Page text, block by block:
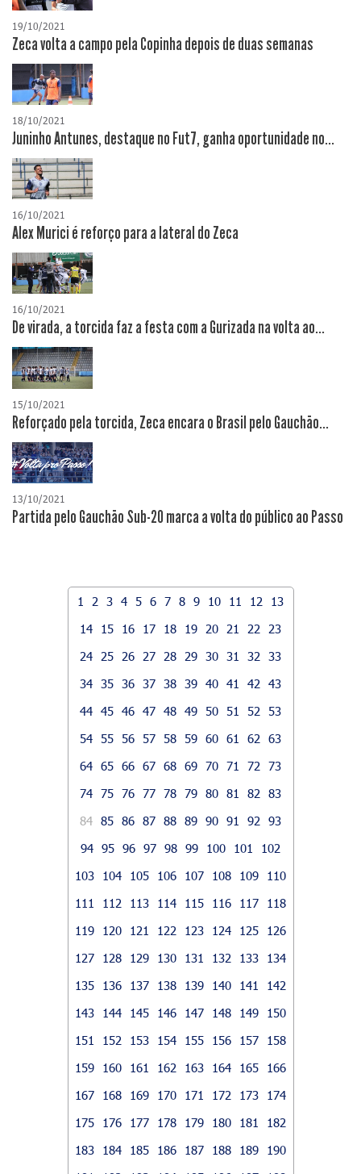
19/10/2021
Zeca volta a campo pela Copinha depois de duas semanas
18/10/2021
Juninho Antunes, destaque no Fut7, ganha oportunidade no...
16/10/2021
Alex Murici é reforço para a lateral do Zeca
16/10/2021
De virada, a torcida faz a festa com a Gurizada na volta ao...
15/10/2021
Reforçado pela torcida, Zeca encara o Brasil pelo Gauchão...
13/10/2021
Partida pelo Gauchão Sub-20 marca a volta do público ao Passo
1 2 3 4 5 6 7 8 9 10 11 12
13
14
15 16 17 18 19 20 21 22
23
24
25 26 27 28 29 30 31 32
33
34 35 36 37 38 39 40 41 42
43
44 45 46 47 48 49 50 51 52
53
54 55 56 57 58 59 60 61 62
63
64 65 66 67 68 69 70 71 72
73
74 75 76 77 78 79 80 81 82
83
84 85 86 87 88 89 90 91 92
93
94 95 96 97 98 99 100 101
102
103
104 105 106 107 108 109
110
111
112 113 114 115 116 117
118
119
120 121 122 123 124 125
126
127
128 129 130 131 132 133
134
135
136 137 138 139 140 141
142
143
144 145 146 147 148 149
150
151
152 153 154 155 156 157
158
159
160 161 162 163 164 165
166
167
168 169 170 171 172 173
174
175
176 177 178 179 180 181
182
183
184 185 186 187 188 189
190